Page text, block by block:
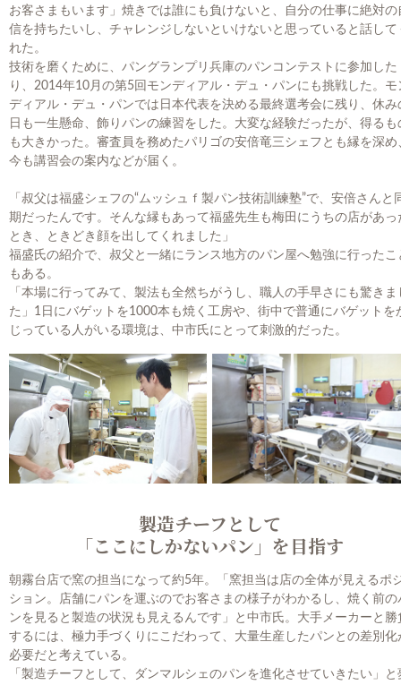
お客さまもいます」焼きでは誰にも負けないと、自分の仕事に絶対の
信を持ちたいし、チャレンジしないといけないと思っていると話して
れた。
技術を磨くために、パングランプリ兵庫のパンコンテストに参加した
り、2014年10月の第5回モンディアル・デュ・パンにも挑戦した。モ
ディアル・デュ・パンでは日本代表を決める最終選考会に残り、休み
日も一生懸命、飾りパンの練習をした。大変な経験だったが、得るも
も大きかった。審査員を務めたパリゴの安倍竜三シェフとも縁を深め
今も講習会の案内などが届く。
「叔父は福盛シェフの“ムッシュｆ製パン技術訓練塾”で、安倍さんと
期だったんです。そんな縁もあって福盛先生も梅田にうちの店があっ
とき、ときどき顔を出してくれました」
福盛氏の紹介で、叔父と一緒にランス地方のパン屋へ勉強に行ったこ
もある。
「本場に行ってみて、製法も全然ちがうし、職人の手早さにも驚きま
た」1日にバゲットを1000本も焼く工房や、街中で普通にバゲットを
じっている人がいる環境は、中市氏にとって刺激的だった。
製造チーフとして
「ここにしかないパン」を目指す
朝霧台店で窯の担当になって約5年。「窯担当は店の全体が見えるポ
ション。店舗にパンを運ぶのでお客さまの様子がわかるし、焼く前の
ンを見ると製造の状況も見えるんです」と中市氏。大手メーカーと勝
するには、極力手づくりにこだわって、大量生産したパンとの差別化
必要だと考えている。
「製造チーフとして、ダンマルシェのパンを進化させていきたい」と